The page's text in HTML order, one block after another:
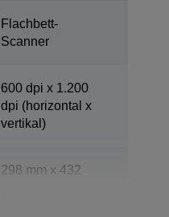
Flachbett-
Scanner
600 dpi x 1.200
dpi (horizontal x
vertikal)
298 mm x 432